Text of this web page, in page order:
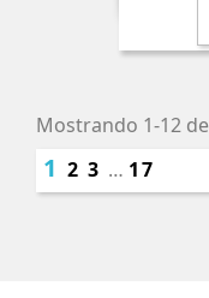
Mostrando 1-12
1 2 3 … 17